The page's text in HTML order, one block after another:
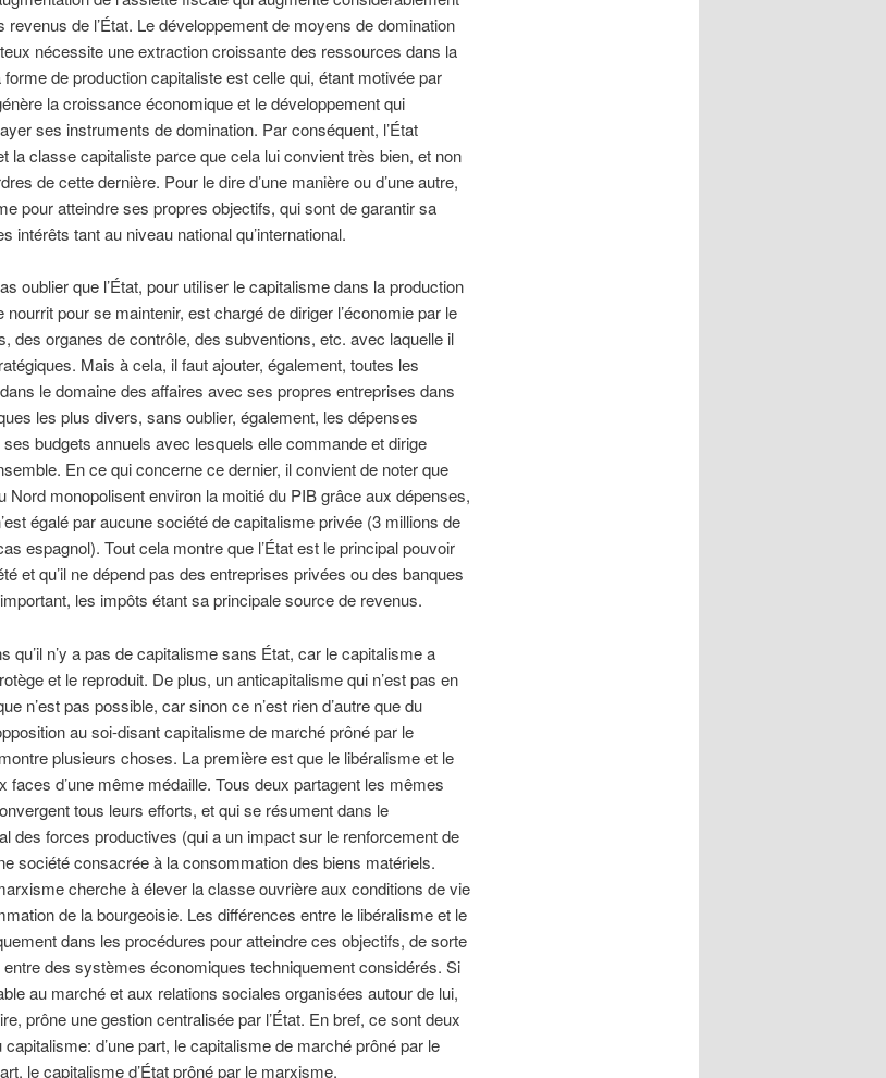
revenus de l’État. Le développement de moyens de domination
nécessite une extraction croissante des ressources dans la
de production capitaliste est celle qui, étant motivée par
la croissance économique et le développement qui
ses instruments de domination. Par conséquent, l’État
la classe capitaliste parce que cela lui convient très bien, et non
de cette dernière. Pour le dire d’une manière ou d’une autre,
pour atteindre ses propres objectifs, qui sont de garantir sa
intérêts tant au niveau national qu’international.
oublier que l’État, pour utiliser le capitalisme dans la production
pour se maintenir, est chargé de diriger l’économie par le
des organes de contrôle, des subventions, etc. avec laquelle il
Mais à cela, il faut ajouter, également, toutes les
le domaine des affaires avec ses propres entreprises dans
les plus divers, sans oublier, également, les dépenses
budgets annuels avec lesquels elle commande et dirige
En ce qui concerne ce dernier, il convient de noter que
Nord monopolisent environ la moitié du PIB grâce aux dépenses,
égalé par aucune société de capitalisme privée (3 millions de
espagnol). Tout cela montre que l’État est le principal pouvoir
et qu’il ne dépend pas des entreprises privées ou des banques
les impôts étant sa principale source de revenus.
qu’il n’y a pas de capitalisme sans État, car le capitalisme a
et le reproduit. De plus, un anticapitalisme qui n’est pas en
n’est pas possible, car sinon ce n’est rien d’autre que du
au soi-disant capitalisme de marché prôné par le
plusieurs choses. La première est que le libéralisme et le
faces d’une même médaille. Tous deux partagent les mêmes
tous leurs efforts, et qui se résument dans le
des forces productives (qui a un impact sur le renforcement de
société consacrée à la consommation des biens matériels.
cherche à élever la classe ouvrière aux conditions de vie
de la bourgeoisie. Les différences entre le libéralisme et le
dans les procédures pour atteindre ces objectifs, de sorte
des systèmes économiques techniquement considérés. Si
au marché et aux relations sociales organisées autour de lui,
prône une gestion centralisée par l’État. En bref, ce sont deux
d’une part, le capitalisme de marché prôné par le
le capitalisme d’État prôné par le marxisme.